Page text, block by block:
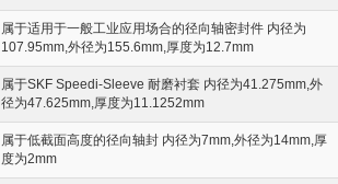
属于适用于一般工业应用场合的径向轴密封件 内径为
107.95mm,外径为155.6mm,厚度为12.7mm
属于SKF Speedi-Sleeve 耐磨衬套 内径为41.275mm,外
径为47.625mm,厚度为11.1252mm
属于低截面高度的径向轴封 内径为7mm,外径为14mm,厚
度为2mm